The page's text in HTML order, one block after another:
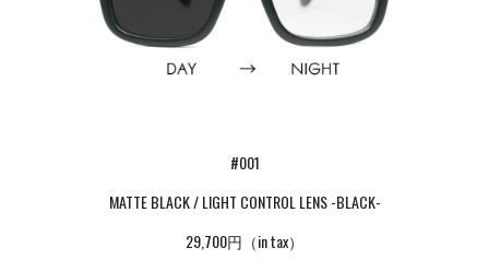
#001
MATTE BLACK / LIGHT CONTROL LENS -BLACK-
29,700円（in tax）